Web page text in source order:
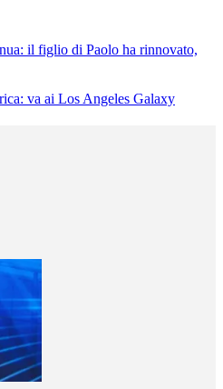
il figlio di Paolo ha rinnovato,
va ai Los Angeles Galaxy